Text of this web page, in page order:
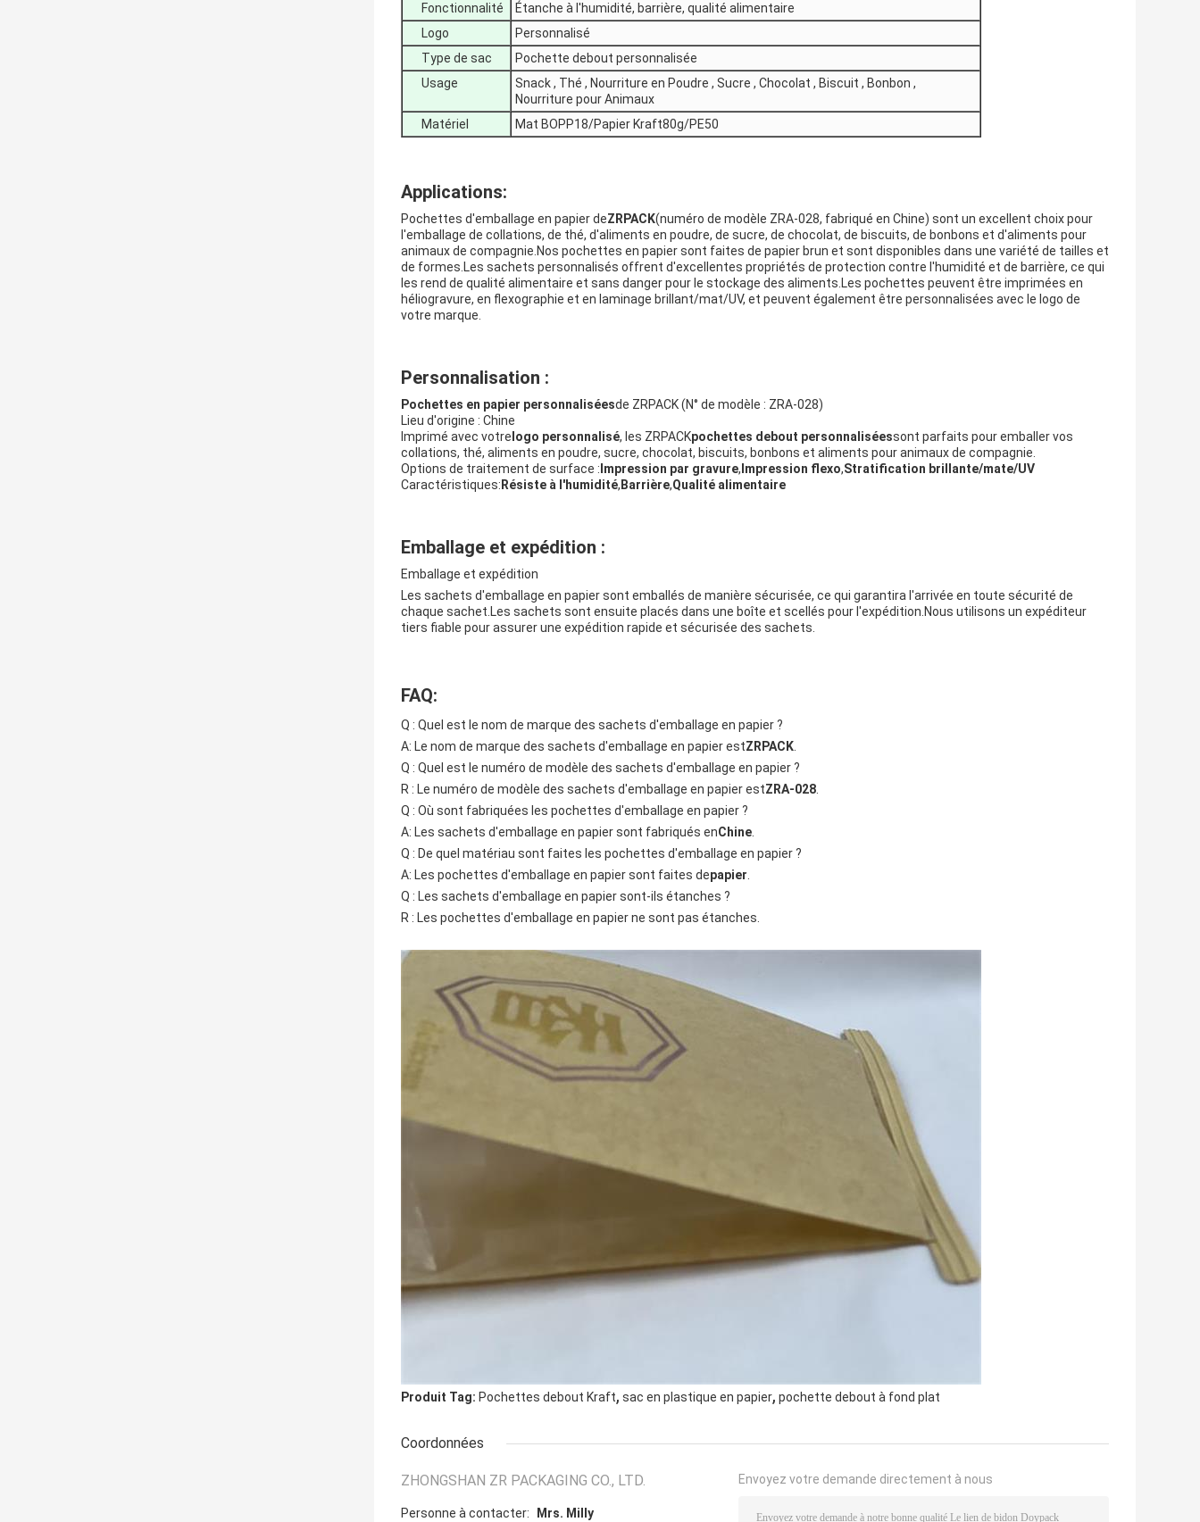
Fonctionnalité
Étanche à l'humidité, barrière, qualité alimentaire
Logo
Personnalisé
Type de sac
Pochette debout personnalisée
Usage
Snack , Thé , Nourriture en Poudre , Sucre , Chocolat , Biscuit , Bonbon ,
Nourriture pour Animaux
Matériel
Mat BOPP18/Papier Kraft80g/PE50
Applications:
Pochettes d'emballage en papier deZRPACK(numéro de modèle ZRA-028, fabriqué en Chine) sont un excellent choix pour
l'emballage de collations, de thé, d'aliments en poudre, de sucre, de chocolat, de biscuits, de bonbons et d'aliments pour
animaux de compagnie.Nos pochettes en papier sont faites de papier brun et sont disponibles dans une variété de tailles et
de formes.Les sachets personnalisés offrent d'excellentes propriétés de protection contre l'humidité et de barrière, ce qui
les rend de qualité alimentaire et sans danger pour le stockage des aliments.Les pochettes peuvent être imprimées en
héliogravure, en flexographie et en laminage brillant/mat/UV, et peuvent également être personnalisées avec le logo de
votre marque.
Personnalisation :
Pochettes en papier personnaliséesde ZRPACK (N° de modèle : ZRA-028)
Lieu d'origine : Chine
Imprimé avec votre logo personnalisé, les ZRPACKpochettes debout personnaliséessont parfaits pour emballer vos
collations, thé, aliments en poudre, sucre, chocolat, biscuits, bonbons et aliments pour animaux de compagnie.
Options de traitement de surface : Impression par gravure, Impression flexo,Stratification brillante/mate/UV
Caractéristiques: Résiste à l'humidité, Barrière,Qualité alimentaire
Emballage et expédition :
Emballage et expédition
Les sachets d'emballage en papier sont emballés de manière sécurisée, ce qui garantira l'arrivée en toute sécurité de
chaque sachet.Les sachets sont ensuite placés dans une boîte et scellés pour l'expédition.Nous utilisons un expéditeur
tiers fiable pour assurer une expédition rapide et sécurisée des sachets.
FAQ:
Q : Quel est le nom de marque des sachets d'emballage en papier ?
A: Le nom de marque des sachets d'emballage en papier estZRPACK.
Q : Quel est le numéro de modèle des sachets d'emballage en papier ?
R : Le numéro de modèle des sachets d'emballage en papier estZRA-028.
Q : Où sont fabriquées les pochettes d'emballage en papier ?
A: Les sachets d'emballage en papier sont fabriqués enChine.
Q : De quel matériau sont faites les pochettes d'emballage en papier ?
A: Les pochettes d'emballage en papier sont faites depapier.
Q : Les sachets d'emballage en papier sont-ils étanches ?
R : Les pochettes d'emballage en papier ne sont pas étanches.
Produit Tag: Pochettes debout Kraft, sac en plastique en papier, pochette debout à fond plat
Coordonnées
ZHONGSHAN ZR PACKAGING CO., LTD.
Personne à contacter: Mrs. Milly
Envoyez votre demande directement à nous